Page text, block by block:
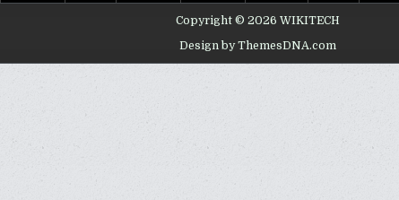
Copyright © 2026 WIKITECH
Design by ThemesDNA.com